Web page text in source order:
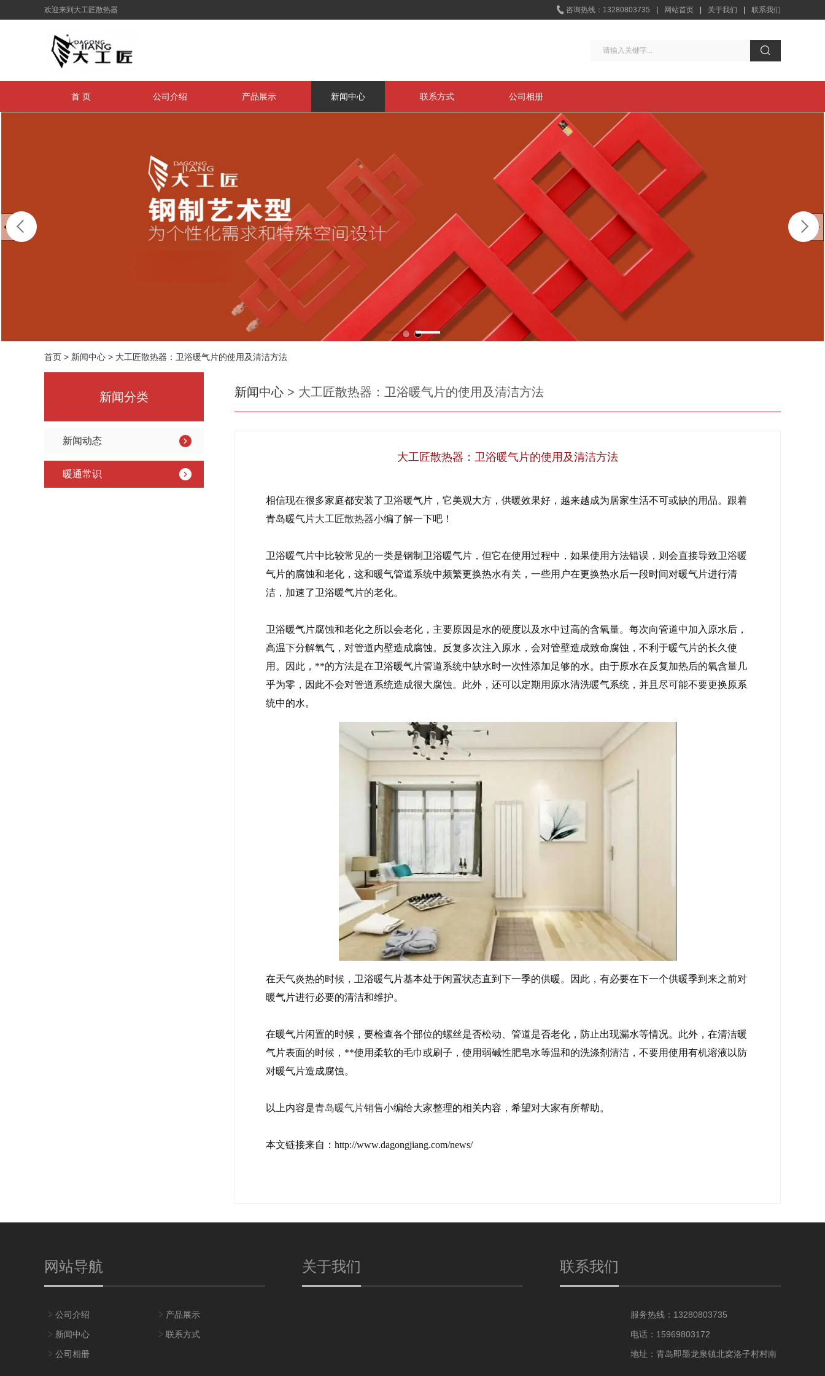
欢迎来到大工匠散热器  咨询热线：13280803735 网站首页 关于我们 联系我们

首 页 公司介绍 产品展示 新闻中心 联系方式 公司相册
首页 > 新闻中心 > 大工匠散热器：卫浴暖气片的使用及清洁方法
新闻分类
新闻动态
暖通常识
新闻中心 > 大工匠散热器：卫浴暖气片的使用及清洁方法
大工匠散热器：卫浴暖气片的使用及清洁方法
相信现在很多家庭都安装了卫浴暖气片，它美观大方，供暖效果好，越来越成为居家生活不可或缺的用品。跟着
青岛暖气片大工匠散热器小编了解一下吧！
卫浴暖气片中比较常见的一类是钢制卫浴暖气片，但它在使用过程中，如果使用方法错误，则会直接导致卫浴暖
气片的腐蚀和老化，这和暖气管道系统中频繁更换热水有关，一些用户在更换热水后一段时间对暖气片进行清
洁，加速了卫浴暖气片的老化。
卫浴暖气片腐蚀和老化之所以会老化，主要原因是水的硬度以及水中过高的含氧量。每次向管道中加入原水后，
高温下分解氧气，对管道内壁造成腐蚀。反复多次注入原水，会对管壁造成致命腐蚀，不利于暖气片的长久使
用。因此，**的方法是在卫浴暖气片管道系统中缺水时一次性添加足够的水。由于原水在反复加热后的氧含量几
乎为零，因此不会对管道系统造成很大腐蚀。此外，还可以定期用原水清洗暖气系统，并且尽可能不要更换原系
统中的水。
在天气炎热的时候，卫浴暖气片基本处于闲置状态直到下一季的供暖。因此，有必要在下一个供暖季到来之前对
暖气片进行必要的清洁和维护。
在暖气片闲置的时候，要检查各个部位的螺丝是否松动、管道是否老化，防止出现漏水等情况。此外，在清洁暖
气片表面的时候，**使用柔软的毛巾或刷子，使用弱碱性肥皂水等温和的洗涤剂清洁，不要用使用有机溶液以防
对暖气片造成腐蚀。
以上内容是青岛暖气片销售小编给大家整理的相关内容，希望对大家有所帮助。
本文链接来自：http://www.dagongjiang.com/news/
网站导航
公司介绍
产品展示
新闻中心
联系方式
公司相册
关于我们 联系我们
服务热线：13280803735
电话：15969803172
地址：青岛即墨龙泉镇北窝洛子村村南